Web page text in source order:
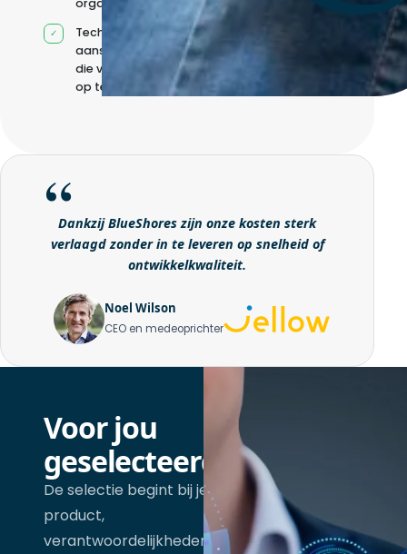
organisatie
Technische
aansturing zonder
die volledig intern
op te bouwen
Dankzij BlueShores zijn onze kosten sterk
verlaagd zonder in te leveren op snelheid of
ontwikkelkwaliteit.
Noel Wilson
CEO en medeoprichter
Voor jou
geselecteerd
De selectie begint bij je
product,
verantwoordelijkheden